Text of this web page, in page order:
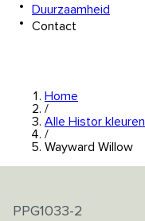
Duurzaamheid
Contact
Home
/
Alle Histor kleuren
/
Wayward Willow
PPG1033-2